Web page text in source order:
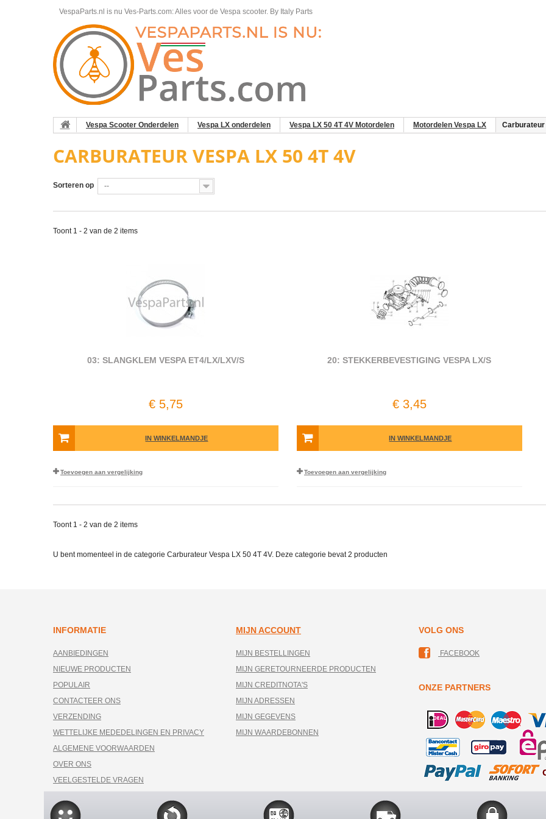
VespaParts.nl is nu Ves-Parts.com: Alles voor de Vespa scooter. By Italy Parts
Vespa Scooter Onderdelen Vespa LX onderdelen Vespa LX 50 4T 4V Motordelen Motordelen Vespa LX Carburateur
CARBURATEUR VESPA LX 50 4T 4V
Sorteren op --
Toont 1 - 2 van de 2 items
03: SLANGKLEM VESPA ET4/LX/LXV/S
€ 5,75
IN WINKELMANDJE
Toevoegen aan vergelijking
20: STEKKERBEVESTIGING VESPA LX/S
€ 3,45
IN WINKELMANDJE
Toevoegen aan vergelijking
Toont 1 - 2 van de 2 items
U bent momenteel in de categorie Carburateur Vespa LX 50 4T 4V. Deze categorie bevat2 producten
INFORMATIE
AANBIEDINGEN
NIEUWE PRODUCTEN
POPULAIR
CONTACTEER ONS
VERZENDING
WETTELIJKE MEDEDELINGEN EN PRIVACY
ALGEMENE VOORWAARDEN
OVER ONS
VEELGESTELDE VRAGEN
MIJN ACCOUNT
MIJN BESTELLINGEN
MIJN GERETOURNEERDE PRODUCTEN
MIJN CREDITNOTA'S
MIJN ADRESSEN
MIJN GEGEVENS
MIJN WAARDEBONNEN
VOLG ONS
FACEBOOK
ONZE PARTNERS